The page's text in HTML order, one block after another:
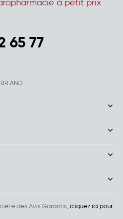
à petit prix
65 77
keyboard_arrow_down
keyboard_arrow_down
keyboard_arrow_down
keyboard_arrow_down
des Avis Garantis, cliquez ici pour